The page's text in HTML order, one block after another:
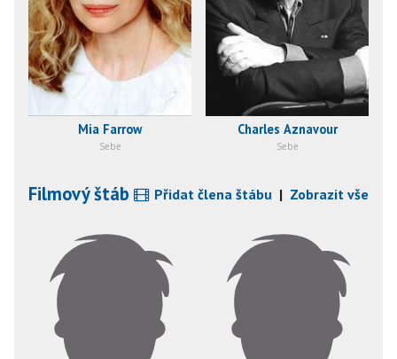
Mia Farrow
Sebe
Charles Aznavour
Sebe
Filmový štáb Přidat člena štábu | Zobrazit vše